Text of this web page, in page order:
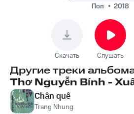
Поп
2018
Скачать Слушать
Другие треки
Thơ Nguyễn Bính -
Chân quê
Trang Nhung